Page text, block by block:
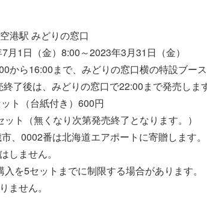
港駅 みどりの窓口
1日（金）8:00～2023年3月31日（金）
から16:00まで、みどりの窓口横の特設ブース
了後は、みどりの窓口で22:00まで発売します
ト（台紙付き）600円
ト（無くなり次第発売終了となります。）
、0002番は北海道エアポートに寄贈します。
しません。
を5セットまでに制限する場合があります。
ません。